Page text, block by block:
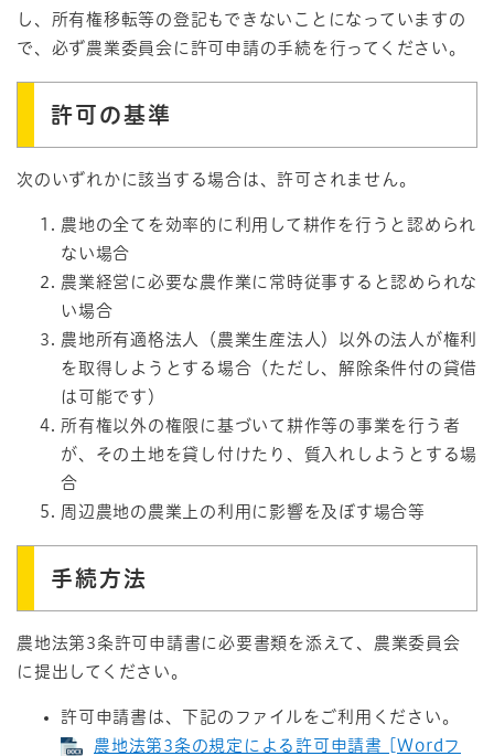
し、所有権移転等の登記もできないことになっていますの
で、必ず農業委員会に許可申請の手続を行ってください。
許可の基準
次のいずれかに該当する場合は、許可されません。
農地の全てを効率的に利用して耕作を行うと認められ
ない場合
農業経営に必要な農作業に常時従事すると認められな
い場合
農地所有適格法人（農業生産法人）以外の法人が権利
を取得しようとする場合（ただし、解除条件付の貸借
は可能です）
所有権以外の権限に基づいて耕作等の事業を行う者
が、その土地を貸し付けたり、質入れしようとする場
合
周辺農地の農業上の利用に影響を及ぼす場合等
手続方法
農地法第3条許可申請書に必要書類を添えて、農業委員会
に提出してください。
許可申請書は、下記のファイルをご利用ください。
農地法第3条の規定による許可申請書 [Wordフ